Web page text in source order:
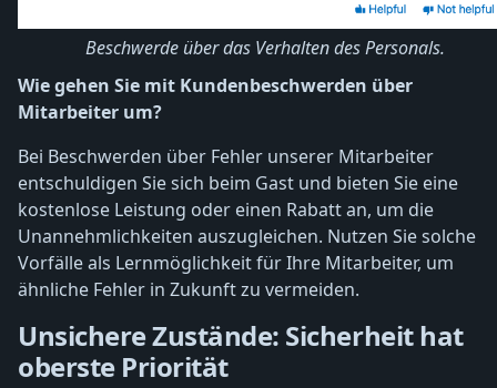
Beschwerde über das Verhalten des Personals.
Wie gehen Sie mit Kundenbeschwerden über
Mitarbeiter um?
Bei Beschwerden über Fehler unserer Mitarbeiter
entschuldigen Sie sich beim Gast und bieten Sie eine
kostenlose Leistung oder einen Rabatt an, um die
Unannehmlichkeiten auszugleichen. Nutzen Sie solche
Vorfälle als Lernmöglichkeit für Ihre Mitarbeiter, um
ähnliche Fehler in Zukunft zu vermeiden.
Unsichere Zustände: Sicherheit hat
oberste Priorität